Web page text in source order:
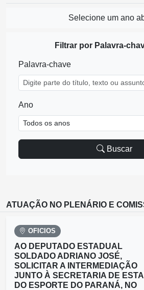
Selecione um ano
Filtrar por Palavra-
Palavra-chave
Ano
Buscar
ATUAÇÃO NO PLENÁRIO E
OFICIOS
AO DEPUTADO ESTADUAL
SOLDADO ADRIANO JOSÉ,
SOLICITAR A INTERMEDIAÇÃO
JUNTO À SECRETARIA DE
DO ESPORTE DO PARANÁ, NO